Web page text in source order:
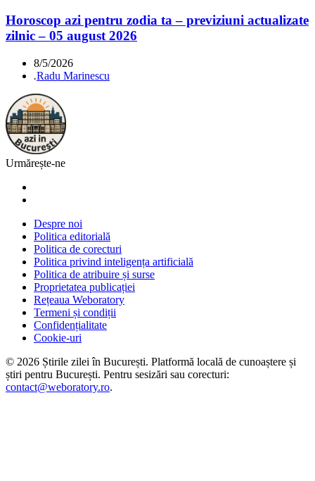
Horoscop azi pentru zodia ta – previziuni actualizate
zilnic – 05 august 2026
8/5/2026
.Radu Marinescu
Urmărește-ne
Despre noi
Politica editorială
Politica de corecturi
Politica privind inteligența artificială
Politica de atribuire și surse
Proprietatea publicației
Rețeaua Weboratory
Termeni și condiții
Confidențialitate
Cookie-uri
© 2026 Știrile zilei în București. Platformă locală de cunoaștere și
știri pentru București. Pentru sesizări sau corecturi:
contact@weboratory.ro.